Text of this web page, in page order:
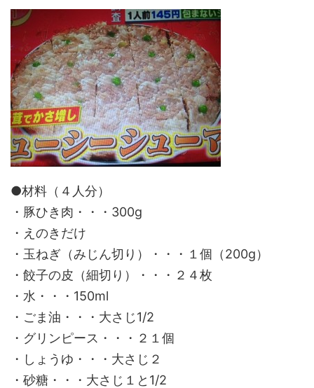
●材料（４人分）
・豚ひき肉・・・300g
・ えのきだけ
・玉ねぎ（みじん切り）・・・１個（200g）
・餃子の皮（細切り）・・・２４枚
・水・・・150ml
・ごま油・・・大さじ1/2
・グリンピース・・・２１個
・しょうゆ・・・大さじ２
・砂糖・・・大さじ１と1/2